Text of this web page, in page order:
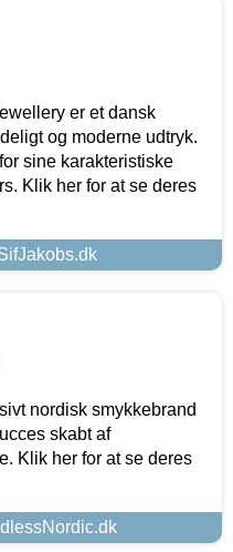
er et dansk
og moderne udtryk.
sine karakteristiske
Klik her for at se deres
nordisk smykkebrand
skabt af
Klik her for at se deres